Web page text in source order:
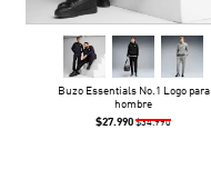
Buzo Essentials No.1 Logo para
hombre
$27.990 $34.990